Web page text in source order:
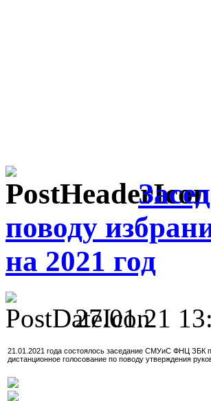
поводу
на 2021 год
27.01.21
21.01.2021 года состоялось заседание СМУиС ФНЦ ЗБК
дистанционное голосование по поводу утверждения